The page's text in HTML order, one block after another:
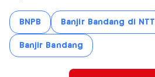
BNPB Banjir Bandang di NTT
Banjir Bandang